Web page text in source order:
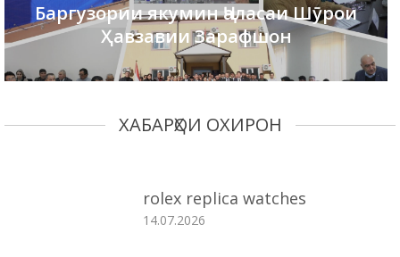
Баргузории якумин Ҷаласаи Шӯрои
Ҳавзавии Зарафшон
ХАБАРҲОИ ОХИРОН
rolex replica watches
14.07.2026